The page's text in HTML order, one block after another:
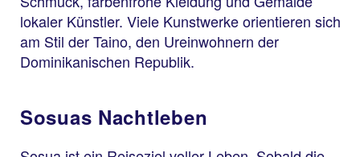
lokaler Künstler. Viele Kunstwerke orientieren sich
am Stil der Taino, den Ureinwohnern der
Dominikanischen Republik.
Sosuas Nachtleben